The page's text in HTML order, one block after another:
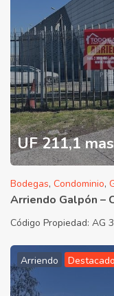
UF 211,1
Bodegas, Condominio,
Arriendo Galpón –
Código Propiedad: AG
Arriendo Destacado